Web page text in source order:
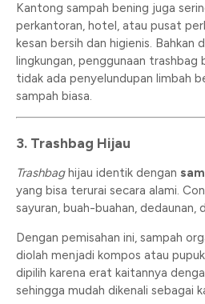
Kantong sampah bening juga
perkantoran, hotel, atau pusat
kesan bersih dan higienis. Bahkan
lingkungan, penggunaan trashbag
tidak ada penyelundupan limbah
sampah biasa.
3. Trashbag Hijau
Trashbaghijau identik dengan
yang bisa terurai secara alami.
sayuran, buah-buahan, dedaunan,
Dengan pemisahan ini, sampah
diolah menjadi kompos atau
dipilih karena erat kaitannya
sehingga mudah dikenali sebagai